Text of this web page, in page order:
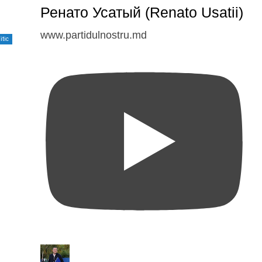
Ренато Усатый (Renato Usatii)
www.partidulnostru.md